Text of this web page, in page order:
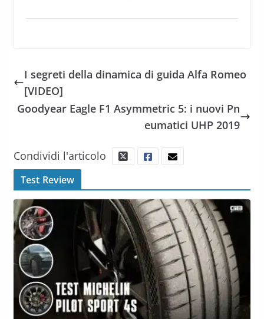
I segreti della dinamica di guida Alfa Romeo
[VIDEO]
Goodyear Eagle F1 Asymmetric 5: i nuovi Pn
eumatici UHP 2019
Condividi l'articolo
Test Review